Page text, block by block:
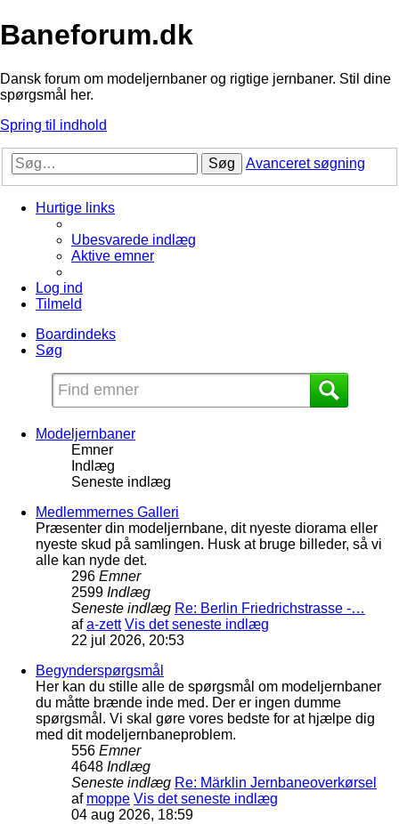
Baneforum.dk
Dansk forum om modeljernbaner og rigtige jernbaner. Stil dine
spørgsmål her.
Spring til indhold
Søg Avanceret søgning
Hurtige links
Ubesvarede indlæg
Aktive emner
Log ind
Tilmeld
Boardindeks
Søg
Modeljernbaner
Emner
Indlæg
Seneste indlæg
Medlemmernes Galleri
Præsenter din modeljernbane, dit nyeste diorama eller
nyeste skud på samlingen. Husk at bruge billeder, så vi
alle kan nyde det.
296 Emner
2599 Indlæg
Seneste indlæg Re: Berlin Friedrichstrasse -…
afa-zett Vis det seneste indlæg
22 jul 2026, 20:53
Begynderspørgsmål
Her kan du stille alle de spørgsmål om modeljernbaner
du måtte brænde inde med. Der er ingen dumme
spørgsmål. Vi skal gøre vores bedste for at hjælpe dig
med dit modeljernbaneproblem.
556 Emner
4648 Indlæg
Seneste indlæg Re: Märklin Jernbaneoverkørsel
af moppe Vis det seneste indlæg
04 aug 2026, 18:59